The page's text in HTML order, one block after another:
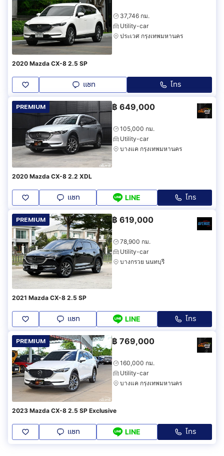
37,746 กม.
Utility-car
ประเวศ กรุงเทพมหานคร
2020 Mazda CX-8 2.5 SP
แชท โทร
PREMIUM ฿ 649,000
105,000 กม.
Utility-car
บางแค กรุงเทพมหานคร
2020 Mazda CX-8 2.2 XDL
แชท LINE โทร
PREMIUM ฿ 619,000
78,900 กม.
Utility-car
บางกรวย นนทบุรี
2021 Mazda CX-8 2.5 SP
แชท LINE โทร
PREMIUM ฿ 769,000
160,000 กม.
Utility-car
บางแค กรุงเทพมหานคร
2023 Mazda CX-8 2.5 SP Exclusive
แชท LINE โทร